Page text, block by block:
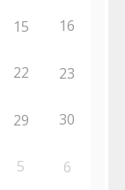
15 16
22 23
29 30
5 6